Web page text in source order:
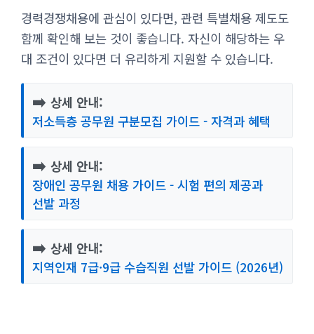
경력경쟁채용에 관심이 있다면, 관련 특별채용 제도도
함께 확인해 보는 것이 좋습니다. 자신이 해당하는 우
대 조건이 있다면 더 유리하게 지원할 수 있습니다.
➡️ 상세 안내:
저소득층 공무원 구분모집 가이드 - 자격과 혜택
➡️ 상세 안내:
장애인 공무원 채용 가이드 - 시험 편의 제공과
선발 과정
➡️ 상세 안내:
지역인재 7급·9급 수습직원 선발 가이드 (2026년)